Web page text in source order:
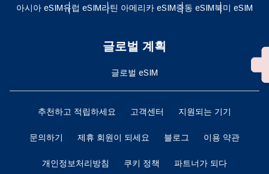
아시아 eSIM유럽 ​​eSIM라틴 아메리카 eSIM중동 eSIM북미 eSIM
글로벌 계획
글로벌 eSIM
추천하고 적립하세요 고객센터 지원되는 기기
문의하기 제휴 회원이 되세요 블로그 이용 약관
개인정보처리방침 쿠키 정책 파트너가 되다